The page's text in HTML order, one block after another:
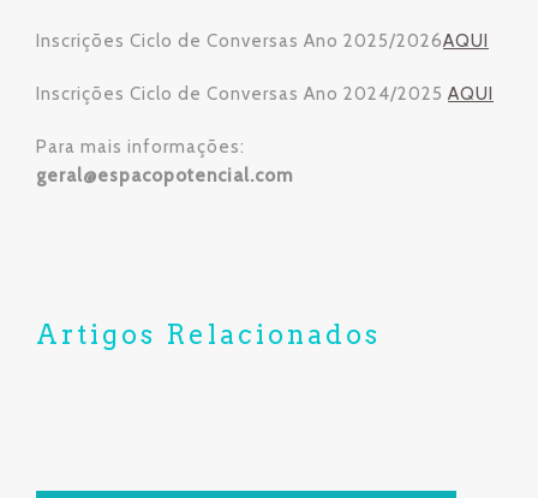
Inscrições Ciclo de Conversas Ano 2025/2026AQUI
Inscrições Ciclo de Conversas Ano 2024/2025 AQUI
Para mais informações:
geral@espacopotencial.com
Artigos Relacionados